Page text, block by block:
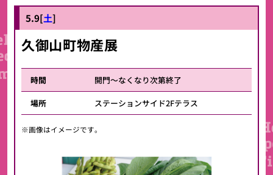
5.9[土]
久御山町物産展
時間
開門～なくなり次第終了
場所
ステーションサイド2Fテラス
※画像はイメージです。